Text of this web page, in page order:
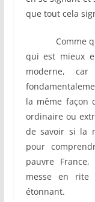
que tout cela
Comme quoi
qui est mieux
moderne,
la même façon
ordinaire ou
de savoir si la
pour
pauvre
messe en rite
étonnant.